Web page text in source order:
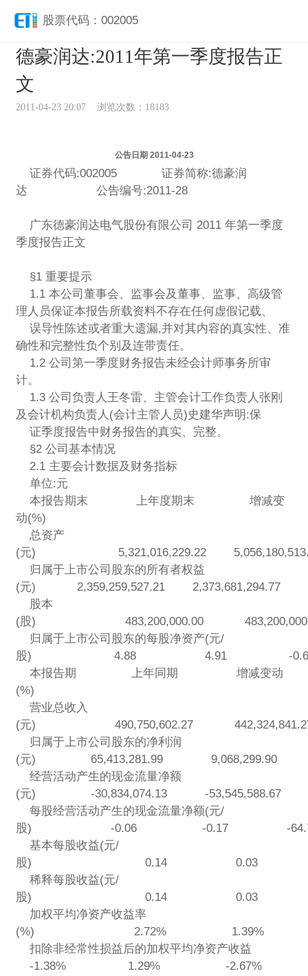
股票代码：002005
德豪润达:2011年第一季度报告正
文
2011-04-23 20:07 浏览次数：18183
公告日期 2011-04-23
证券代码:002005 证券简称:德豪润
达 公告编号:2011-28
广东德豪润达电气股份有限公司 2011 年第一季度
季度报告正文
§1 重要提示
1.1 本公司董事会、监事会及董事、监事、高级管
理人员保证本报告所载资料不存在任何虚假记载、
误导性陈述或者重大遗漏,并对其内容的真实性、准
确性和完整性负个别及连带责任。
1.2 公司第一季度财务报告未经会计师事务所审
计。
1.3 公司负责人王冬雷、主管会计工作负责人张刚
及会计机构负责人(会计主管人员)史建华声明:保
证季度报告中财务报告的真实、完整。
§2 公司基本情况
2.1 主要会计数据及财务指标
单位:元
本报告期末 上年度期末 增减变
动(%)
总资产
(元) 5,321,016,229.22
归属于上市公司股东的所有者权益
(元) 2,359,259,527.21
股本
(股) 483,200,000.00
归属于上市公司股东的每股净资产(元/
股) 4.88 4.91 -
本报告期 上年同期 增减变动
(%)
营业总收入
(元) 490,750,602.27
归属于上市公司股东的净利润
(元) 65,413,281.99 9,068,299.90
经营活动产生的现金流量净额
(元) -30,834,074.13 -
每股经营活动产生的现金流量净额(元/
股) -0.06 -0.17 -
基本每股收益(元/
股) 0.14 0.03
稀释每股收益(元/
股) 0.14 0.03
加权平均净资产收益率
(%) 2.72% 1.39%
扣除非经常性损益后的加权平均净资产收益
-1.38% 1.29% -2.67%